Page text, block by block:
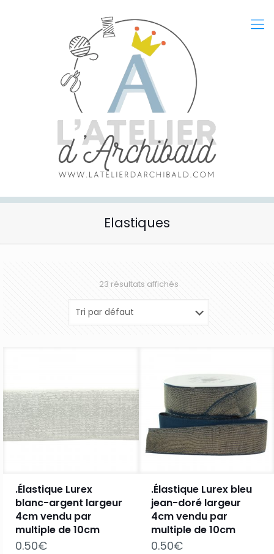
Elastiques
23 résultats affichés
.Élastique Lurex
blanc-argent largeur
4cm vendu par
multiple de 10cm
0.50€
.Élastique Lurex bleu
jean-doré largeur
4cm vendu par
multiple de 10cm
0.50€